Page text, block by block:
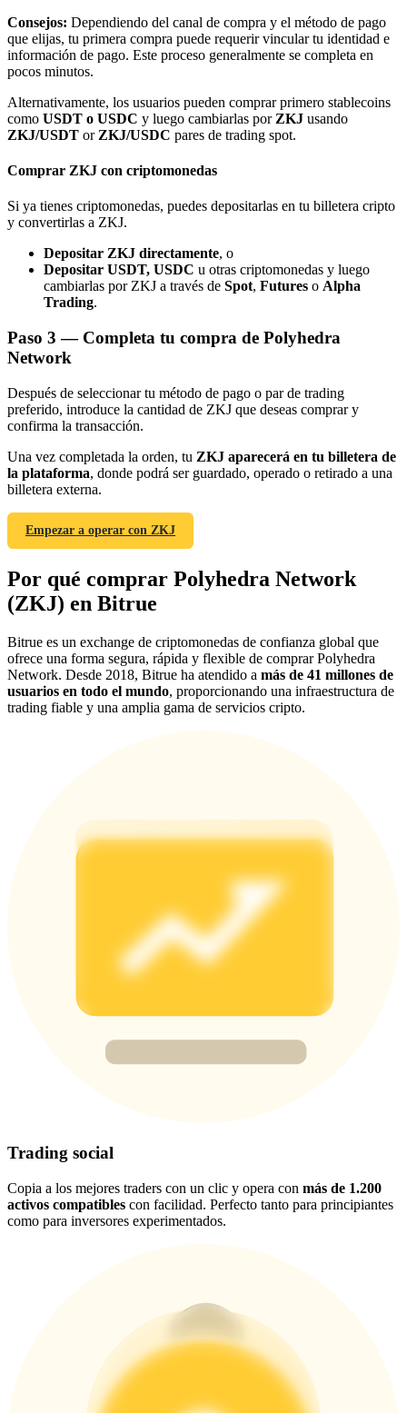
BTC Welcome Rewards
Deposit & Trade BTC to Share 25000 USDT prize pool!
Deposit CASHCAT & Win
Share 500000 CASHCAT prize pool
Exclusive for BitMart Users
Register & Trade to Win 500,000 USDT
USDT New User Exclusive 10% APR
USDT Flexible Staking | Daily Rewards
BTC New User Exclusive: 6.5% APR
BTC Flexible Staking | Daily Rewards
Más eventos
Gana premios y recompensas exclusivas
Consejos: Dependiendo del canal de compra y el método de pago
que elijas, tu primera compra puede requerir vincular tu identidad e
información de pago. Este proceso generalmente se completa en
pocos minutos.
Alternativamente, los usuarios pueden comprar primero stablecoins
como USDT o USDC y luego cambiarlas por ZKJ usando
ZKJ/USDT or ZKJ/USDC pares de trading spot.
Comprar ZKJ con criptomonedas
Si ya tienes criptomonedas, puedes depositarlas en tu billetera cripto
y convertirlas a ZKJ.
Depositar ZKJ directamente, o
Depositar USDT, USDC u otras criptomonedas y luego
cambiarlas por ZKJ a través de Spot, Futures o Alpha
Trading.
Paso 3 — Completa tu compra de Polyhedra
Network
Después de seleccionar tu método de pago o par de trading
preferido, introduce la cantidad de ZKJ que deseas comprar y
confirma la transacción.
Una vez completada la orden, tu ZKJ aparecerá en tu billetera de
la plataforma, donde podrá ser guardado, operado o retirado a una
billetera externa.
Empezar a operar con ZKJ
Por qué comprar Polyhedra Network
(ZKJ) en Bitrue
Bitrue es un exchange de criptomonedas de confianza global que
ofrece una forma segura, rápida y flexible de comprar Polyhedra
Network. Desde 2018, Bitrue ha atendido a más de 41 millones de
usuarios en todo el mundo, proporcionando una infraestructura de
trading fiable y una amplia gama de servicios cripto.
Trading social
Copia a los mejores traders con un clic y opera con más de 1.200
activos compatibles con facilidad. Perfecto tanto para principiantes
como para inversores experimentados.